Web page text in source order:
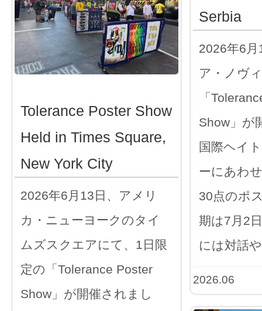
Serbia
2026年6
ア・ノヴ
「
Show」が
国際ヘイ
ーにあわ
30点のポ
期は7月2
には対話
2026.06
Tolerance Poster Show
Held in Times Square,
New York City
2026年6月13日、アメリ
カ・ニューヨークのタイ
ムズスクエアにて、1日限
定の「Tolerance Poster
Show」が開催されまし